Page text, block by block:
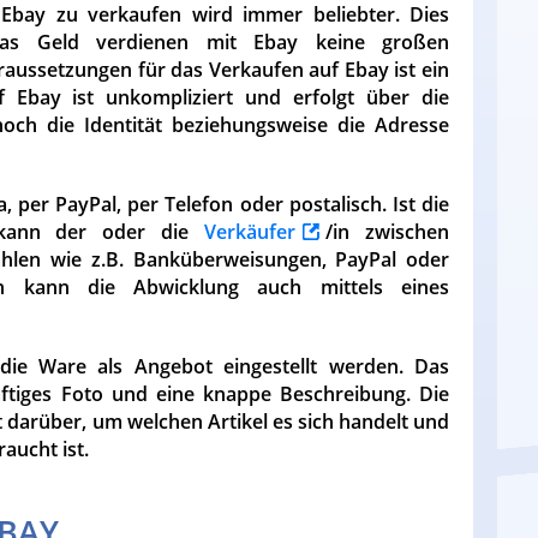
zu verkaufen wird immer beliebter. Dies
Geld verdienen mit Ebay keine großen
für das Verkaufen auf Ebay ist ein
Ebay ist unkompliziert und erfolgt über die
die Identität beziehungsweise die Adresse
per PayPal, per Telefon oder postalisch. Ist die
kann der oder dieVerkäufer
/in zwischen
wie z.B. Banküberweisungen, PayPal oder
kann die Abwicklung auch mittels eines
Ware als Angebot eingestellt werden. Das
Foto und eine knappe Beschreibung. Die
um welchen Artikel es sich handelt und
ist.